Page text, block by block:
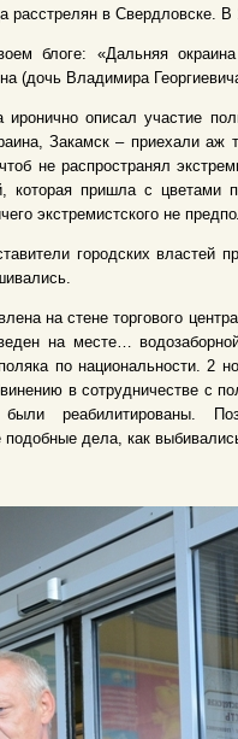
расстрелян в Свердловске.
блоге: «Дальняя
(дочь Владимира
описал участие
Закамск – приехали
не распространял
которая пришла с цветами
экстремистского не
городских властей
.
на стене торгового
на месте…
по национальности. 2
в сотрудничестве с
реабилитированы.
дела, как